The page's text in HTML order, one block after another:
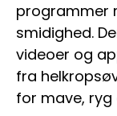
programmer
smidighed.
videoer og
fra
for mave, ryg